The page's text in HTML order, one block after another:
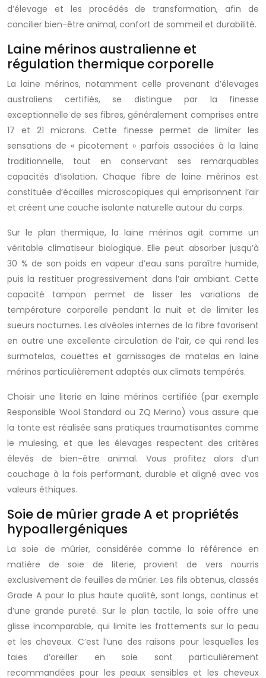
d’élevage et les procédés de transformation, afin de
concilier bien-être animal, confort de sommeil et durabilité.
Laine mérinos australienne et
régulation thermique corporelle
La laine mérinos, notamment celle provenant d’élevages
australiens certifiés, se distingue par la finesse
exceptionnelle de ses fibres, généralement comprises entre
17 et 21 microns. Cette finesse permet de limiter les
sensations de « picotement » parfois associées à la laine
traditionnelle, tout en conservant ses remarquables
capacités d’isolation. Chaque fibre de laine mérinos est
constituée d’écailles microscopiques qui emprisonnent l’air
et créent une couche isolante naturelle autour du corps.
Sur le plan thermique, la laine mérinos agit comme un
véritable climatiseur biologique. Elle peut absorber jusqu’à
30 % de son poids en vapeur d’eau sans paraître humide,
puis la restituer progressivement dans l’air ambiant. Cette
capacité tampon permet de lisser les variations de
température corporelle pendant la nuit et de limiter les
sueurs nocturnes. Les alvéoles internes de la fibre favorisent
en outre une excellente circulation de l’air, ce qui rend les
surmatelas, couettes et garnissages de matelas en laine
mérinos particulièrement adaptés aux climats tempérés.
Choisir une literie en laine mérinos certifiée (par exemple
Responsible Wool Standard ou ZQ Merino) vous assure que
la tonte est réalisée sans pratiques traumatisantes comme
le mulesing, et que les élevages respectent des critères
élevés de bien-être animal. Vous profitez alors d’un
couchage à la fois performant, durable et aligné avec vos
valeurs éthiques.
Soie de mûrier grade A et propriétés
hypoallergéniques
La soie de mûrier, considérée comme la référence en
matière de soie de literie, provient de vers nourris
exclusivement de feuilles de mûrier. Les fils obtenus, classés
Grade A pour la plus haute qualité, sont longs, continus et
d’une grande pureté. Sur le plan tactile, la soie offre une
glisse incomparable, qui limite les frottements sur la peau
et les cheveux. C’est l’une des raisons pour lesquelles les
taies d’oreiller en soie sont particulièrement
recommandées pour les peaux sensibles et les cheveux